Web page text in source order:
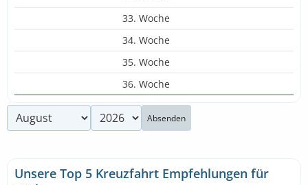
33. Woche
34. Woche
35. Woche
36. Woche
Absenden
Unsere Top 5 Kreuzfahrt Empfehlungen für